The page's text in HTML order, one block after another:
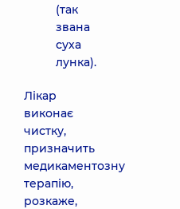
(так
звана
суха
лунка).
Лікар
виконає
чистку,
призначить
медикаментозну
терапію,
розкаже,